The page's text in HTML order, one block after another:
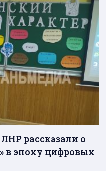
рассказали о
в эпоху цифровых